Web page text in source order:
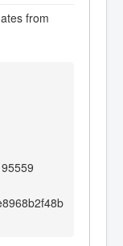
from